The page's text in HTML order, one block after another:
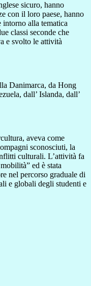
sicuro, hanno
con il loro paese, hanno
alla tematica
classi seconde che
e svolto le attività
Danimarca, da Hong
dall’ Islanda, dall’
aveva come
sconosciuti, la
culturali. L’attività fa
ed è stata
nel percorso graduale di
e globali degli studenti e